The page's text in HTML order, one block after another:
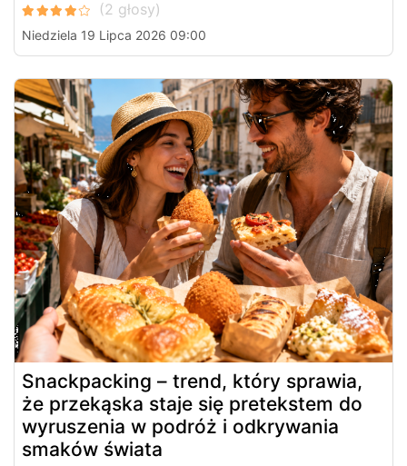
Niedziela 19 Lipca 2026 09:00
Snackpacking – trend, który sprawia,
że przekąska staje się pretekstem do
wyruszenia w podróż i odkrywania
smaków świata